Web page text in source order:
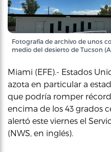
Fotografía de archivo de unos
medio del desierto de Tucson
Miami (EFE).- Estados
azota en particular a
que podría romper
encima de los 43 grados
alertó este viernes el
(NWS, en inglés).